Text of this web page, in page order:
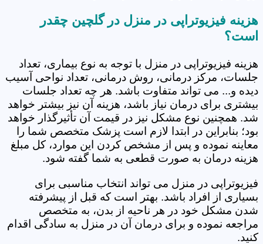
هزینه فیزیوتراپی در منزل در گلچین چقدر
است؟
هزینه فیزیوتراپی در منزل با توجه به نوع بیماری، تعداد
جلسات، مرکز درمانی، روش درمانی، تعداد نواحی آسیب
دیده و... می تواند متفاوت باشد. هر چه تعداد جلسات
بیشتری برای درمان نیاز باشد، هزینه آن نیز بیشتر خواهد
شد. همچنین نوع مشکل نیز در قیمت آن تأثیرگذار خواهد
بود؛ بنابراین در ابتدا لازم است پزشک متخصص شما را
معاینه نموده و پس از مشخص کردن این موارد، کل مبلغ
هزینه درمان به صورت قطعی به شما گفته شود.
فیزیوتراپی در منزل می تواند انتخاب مناسبی برای
بسیاری از افراد باشد. بهتر است که قبل از پیشرفته
شدن مشکل خود در هر ناحیه از بدن، به متخصص
مراجعه نموده و برای درمان آن در منزل به سادگی اقدام
کنید.